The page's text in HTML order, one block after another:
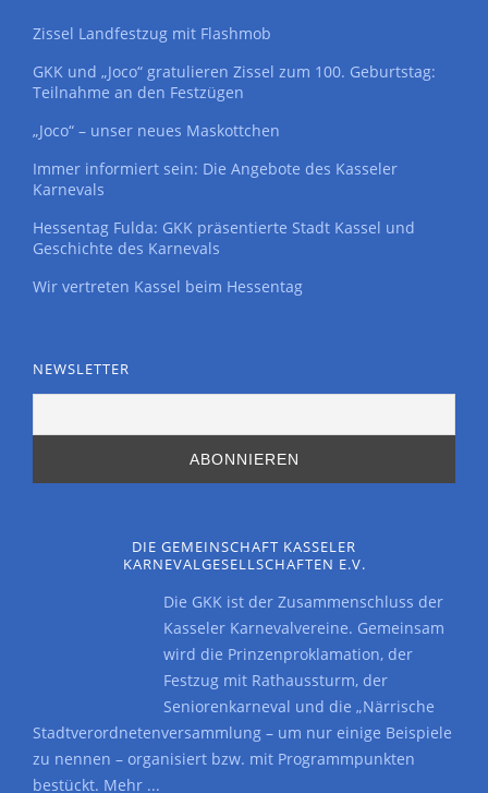
Zissel Landfestzug mit Flashmob
GKK und „Joco“ gratulieren Zissel zum 100. Geburtstag:
Teilnahme an den Festzügen
„Joco“ – unser neues Maskottchen
Immer informiert sein: Die Angebote des Kasseler
Karnevals
Hessentag Fulda: GKK präsentierte Stadt Kassel und
Geschichte des Karnevals
Wir vertreten Kassel beim Hessentag
NEWSLETTER
DIE GEMEINSCHAFT KASSELER
KARNEVALGESELLSCHAFTEN E.V.
Die GKK ist der Zusammenschluss der
Kasseler Karnevalvereine. Gemeinsam
wird die Prinzenproklamation, der
Festzug mit Rathaussturm, der
Seniorenkarneval und die „Närrische
Stadtverordnetenversammlung – um nur einige Beispiele
zu nennen – organisiert bzw. mit Programmpunkten
bestückt. Mehr ...